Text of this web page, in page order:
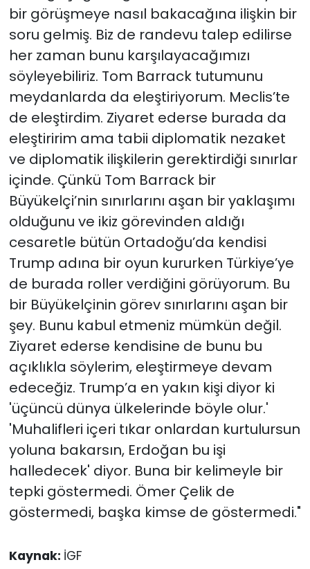
bir görüşmeye nasıl bakacağına ilişkin bir
soru gelmiş. Biz de randevu talep edilirse
her zaman bunu karşılayacağımızı
söyleyebiliriz. Tom Barrack tutumunu
meydanlarda da eleştiriyorum. Meclis’te
de eleştirdim. Ziyaret ederse burada da
eleştiririm ama tabii diplomatik nezaket
ve diplomatik ilişkilerin gerektirdiği sınırlar
içinde. Çünkü Tom Barrack bir
Büyükelçi’nin sınırlarını aşan bir yaklaşımı
olduğunu ve ikiz görevinden aldığı
cesaretle bütün Ortadoğu’da kendisi
Trump adına bir oyun kururken Türkiye’ye
de burada roller verdiğini görüyorum. Bu
bir Büyükelçinin görev sınırlarını aşan bir
şey. Bunu kabul etmeniz mümkün değil.
Ziyaret ederse kendisine de bunu bu
açıklıkla söylerim, eleştirmeye devam
edeceğiz. Trump’a en yakın kişi diyor ki
'üçüncü dünya ülkelerinde böyle olur.'
'Muhalifleri içeri tıkar onlardan kurtulursun
yoluna bakarsın, Erdoğan bu işi
halledecek' diyor. Buna bir kelimeyle bir
tepki göstermedi. Ömer Çelik de
göstermedi, başka kimse de göstermedi."
Kaynak: İGF